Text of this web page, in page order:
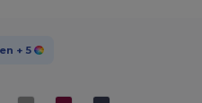
+ 5